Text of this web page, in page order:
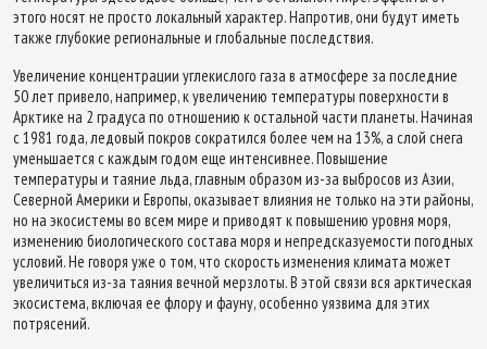
этого носят не просто локальный характер. Напротив, они будут иметь
также глубокие региональные и глобальные последствия.
Увеличение концентрации углекислого газа в атмосфере за последние
50 лет привело, например, к увеличению температуры поверхности в
Арктике на 2 градуса по отношению к остальной части планеты. Начиная
с 1981 года, ледовый покров сократился более чем на 13%, а слой снега
уменьшается с каждым годом еще интенсивнее. Повышение
температуры и таяние льда, главным образом из-за выбросов из Азии,
Северной Америки и Европы, оказывает влияния не только на эти районы,
но на экосистемы во всем мире и приводят к повышению уровня моря,
изменению биологического состава моря и непредсказуемости погодных
условий. Не говоря уже о том, что скорость изменения климата может
увеличиться из-за таяния вечной мерзлоты. В этой связи вся арктическая
экосистема, включая ее флору и фауну, особенно уязвима для этих
потрясений.